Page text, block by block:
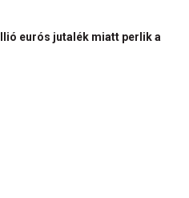
eurós jutalék miatt perlik a